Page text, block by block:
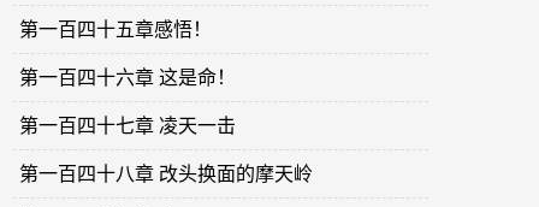
第一百四十五章感悟！
第一百四十六章 这是命！
第一百四十七章 凌天一击
第一百四十八章 改头换面的摩天岭